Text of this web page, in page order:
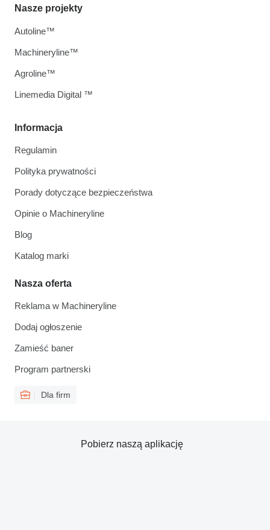
Informacja
Regulamin
Polityka prywatności
Porady dotyczące bezpieczeństwa
Opinie o Machineryline
Blog
Katalog marki
Nasza oferta
Reklama w Machineryline
Dodaj ogłoszenie
Zamieść baner
Program partnerski
Dla firm
Nasze projekty
Autoline™
Machineryline™
Agroline™
Linemedia Digital ™
Pobierz naszą aplikację